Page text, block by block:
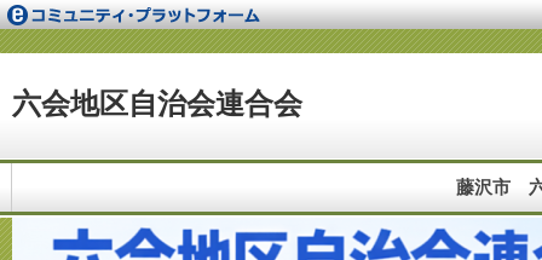
六会地区自治会連合会
藤沢市